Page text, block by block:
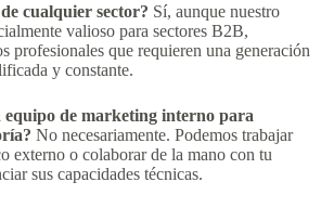
cualquier sector? Sí, aunque nuestro
valioso para sectores B2B,
profesionales que requieren una generación
y constante.
equipo de marketing interno para
No necesariamente. Podemos trabajar
externo o colaborar de la mano con tu
sus capacidades técnicas.